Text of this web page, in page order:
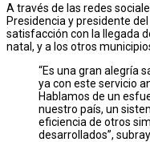
A través de las redes
Presidencia y presidente
satisfacción con la llegada
natal, y a los otros
“Es una gran alegría
ya con este servicio
Hablamos de un
nuestro país, un
eficiencia de otros
desarrollados”,